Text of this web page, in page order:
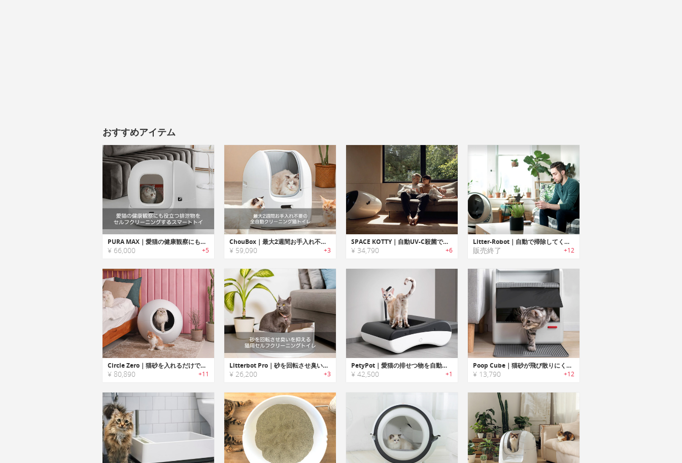
おすすめアイテム
PURA MAX｜愛猫の健康観察にも役立つ排泄物をセルフクリーニングするスマートトイレ「ピュラマックス」
¥ 66,000 +5
ChouBox｜最大2週間お手入れ不要の全自動クリーニング猫トイレ「シューボックス」
¥ 59,090 +3
SPACE KOTTY｜自動UV-C殺菌で無菌・無臭化するヘルストラッキング機能搭載猫トイレ「スペースコティ」
¥ 34,790 +6
Litter-Robot｜自動で掃除してくれる猫用トイレロボット「リターロボット」
販売終了 +12
Circle Zero｜猫砂を入れるだけでOKの全自動クリーニング猫トイレ「サークルゼロ」
¥ 80,890 +11
Litterbot Pro｜砂を回転させ臭いを抑える猫用セルフクリーニングトイレ「リターボットプロ」
¥ 26,200 +3
PetyPot｜愛猫の排せつ物を自動で処理するスマートトイレシステム
¥ 42,500 +1
Poop Cube｜猫砂が飛び散りにくい3-in-1クリーニングセット付き猫トイレ「プープキューブ」
¥ 13,790 +12